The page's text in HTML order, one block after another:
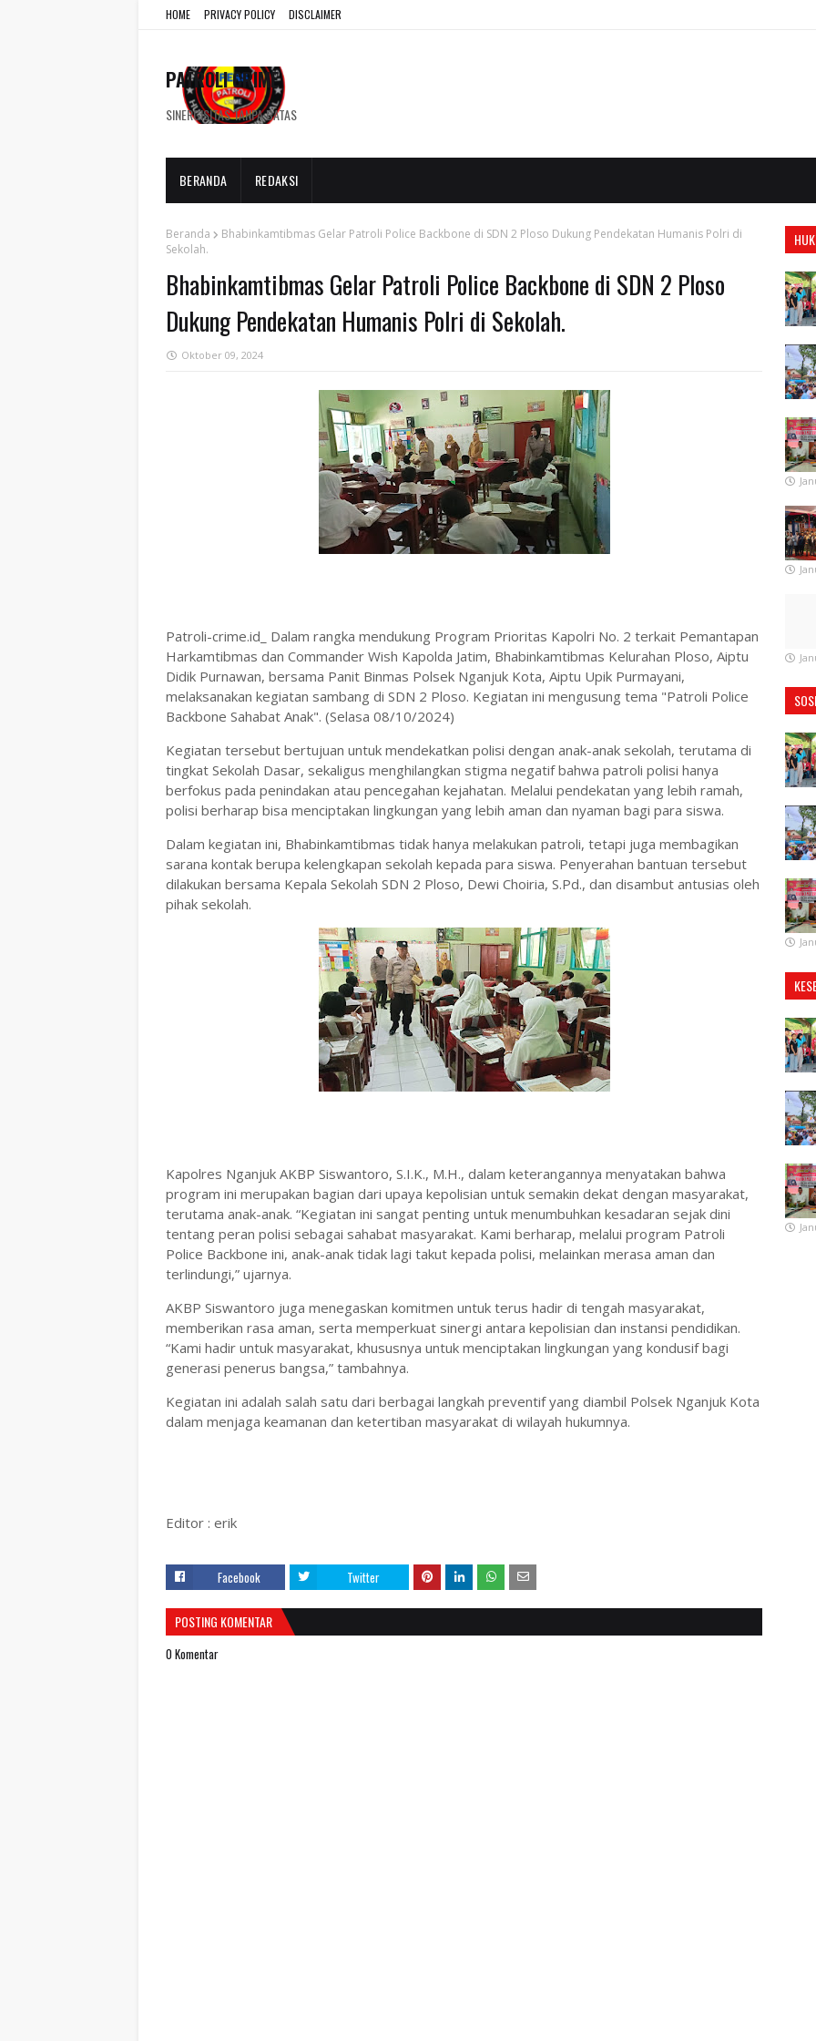
HOME PRIVACY POLICY DISCLAIMER
PATROLI CRIME
SINERGISITAS TANPA BATAS
BERANDA REDAKSI
Beranda
Bhabinkamtibmas Gelar Patroli Police Backbone di SDN 2 Ploso Dukung Pendekatan Humanis Polri di
Sekolah.
Bhabinkamtibmas Gelar Patroli Police Backbone di SDN 2 Ploso
Dukung Pendekatan Humanis Polri di Sekolah.
Oktober 09, 2024
Patroli-crime.id_ Dalam rangka mendukung Program Prioritas Kapolri No. 2 terkait Pemantapan
Harkamtibmas dan Commander Wish Kapolda Jatim, Bhabinkamtibmas Kelurahan Ploso, Aiptu
Didik Purnawan, bersama Panit Binmas Polsek Nganjuk Kota, Aiptu Upik Purmayani,
melaksanakan kegiatan sambang di SDN 2 Ploso. Kegiatan ini mengusung tema "Patroli Police
Backbone Sahabat Anak". (Selasa 08/10/2024)
Kegiatan tersebut bertujuan untuk mendekatkan polisi dengan anak-anak sekolah, terutama di
tingkat Sekolah Dasar, sekaligus menghilangkan stigma negatif bahwa patroli polisi hanya
berfokus pada penindakan atau pencegahan kejahatan. Melalui pendekatan yang lebih ramah,
polisi berharap bisa menciptakan lingkungan yang lebih aman dan nyaman bagi para siswa.
Dalam kegiatan ini, Bhabinkamtibmas tidak hanya melakukan patroli, tetapi juga membagikan
sarana kontak berupa kelengkapan sekolah kepada para siswa. Penyerahan bantuan tersebut
dilakukan bersama Kepala Sekolah SDN 2 Ploso, Dewi Choiria, S.Pd., dan disambut antusias oleh
pihak sekolah.
Kapolres Nganjuk AKBP Siswantoro, S.I.K., M.H., dalam keterangannya menyatakan bahwa
program ini merupakan bagian dari upaya kepolisian untuk semakin dekat dengan masyarakat,
terutama anak-anak. “Kegiatan ini sangat penting untuk menumbuhkan kesadaran sejak dini
tentang peran polisi sebagai sahabat masyarakat. Kami berharap, melalui program Patroli
Police Backbone ini, anak-anak tidak lagi takut kepada polisi, melainkan merasa aman dan
terlindungi,” ujarnya.
AKBP Siswantoro juga menegaskan komitmen untuk terus hadir di tengah masyarakat,
memberikan rasa aman, serta memperkuat sinergi antara kepolisian dan instansi pendidikan.
“Kami hadir untuk masyarakat, khususnya untuk menciptakan lingkungan yang kondusif bagi
generasi penerus bangsa,” tambahnya.
Kegiatan ini adalah salah satu dari berbagai langkah preventif yang diambil Polsek Nganjuk Kota
dalam menjaga keamanan dan ketertiban masyarakat di wilayah hukumnya.
Editor : erik
Facebook Twitter
POSTING KOMENTAR
0 Komentar